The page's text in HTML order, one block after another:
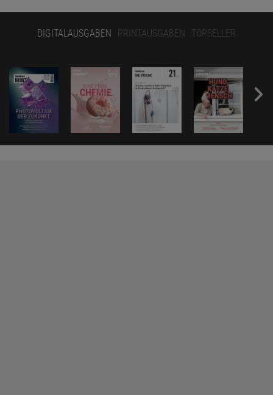
DIGITALAUSGABEN PRINTAUSGABEN TOPSELLER